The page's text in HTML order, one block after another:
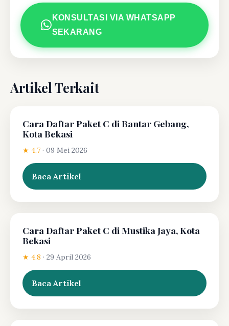
KONSULTASI VIA WHATSAPP
SEKARANG
Artikel Terkait
Cara Daftar Paket C di Bantar Gebang,
Kota Bekasi
★ 4.7 · 09 Mei 2026
Baca Artikel
Cara Daftar Paket C di Mustika Jaya, Kota
Bekasi
★ 4.8 · 29 April 2026
Baca Artikel